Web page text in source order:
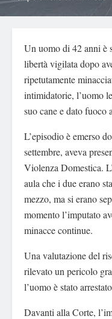
Un uomo di 42 anni è
libertà vigilata dopo
ripetutamente
intimidatorie, l’uomo
suo cane e dato fuoco
L’episodio è emerso
settembre, aveva
Violenza Domestica.
aula che i due erano
mezzo, ma si erano
momento l’imputato
minacce continue.
Una valutazione del
rilevato un pericolo
l’uomo è stato
Davanti alla Corte,